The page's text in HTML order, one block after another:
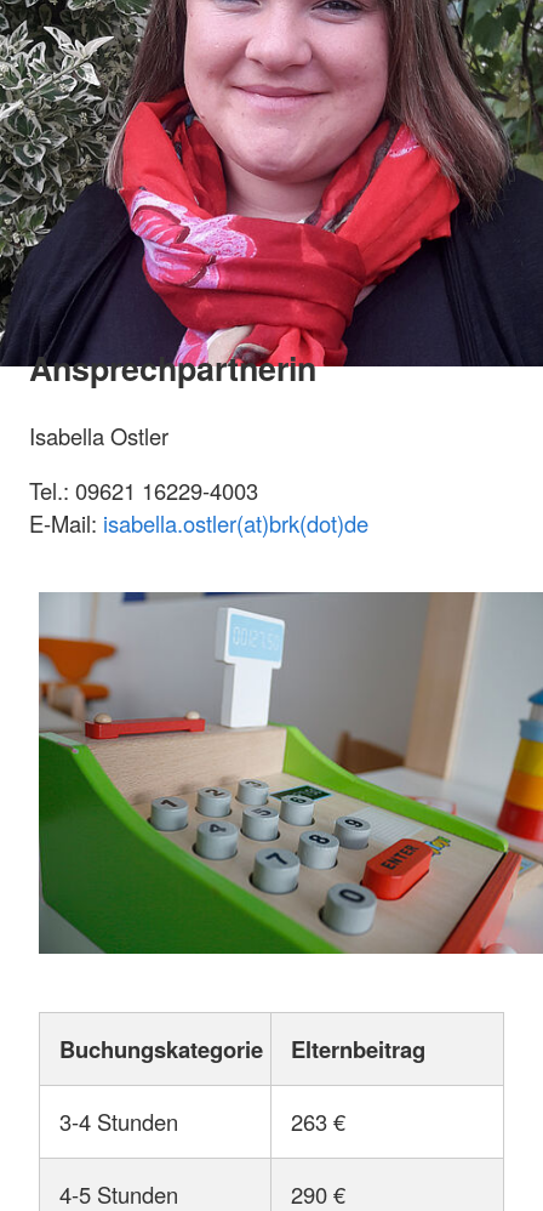
Ansprechpartnerin
Isabella Ostler
Tel.: 09621 16229-4003
E-Mail: isabella.ostler(at)brk(dot)de
Buchungskategorie Elternbeitrag
3-4 Stunden 263 €
4-5 Stunden 290 €